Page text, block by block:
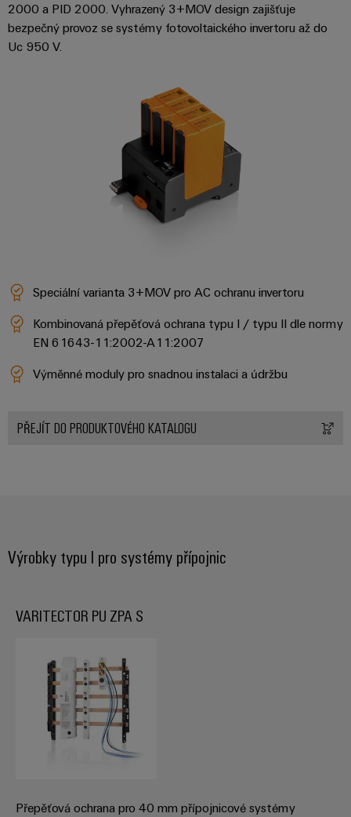
2000 a PID 2000. Vyhrazený 3+MOV design zajišťuje
bezpečný provoz se systémy fotovoltaického invertoru až do
Uc 950 V.
Speciální varianta 3+MOV pro AC ochranu invertoru
Kombinovaná přepěťová ochrana typu I / typu II dle normy
EN 61643-11:2002-A11:2007
Výměnné moduly pro snadnou instalaci a údržbu
PŘEJÍT DO PRODUKTOVÉHO KATALOGU
Výrobky typu I pro systémy přípojnic
VARITECTOR PU ZPA S
Přepěťová ochrana pro 40 mm přípojnicové systémy